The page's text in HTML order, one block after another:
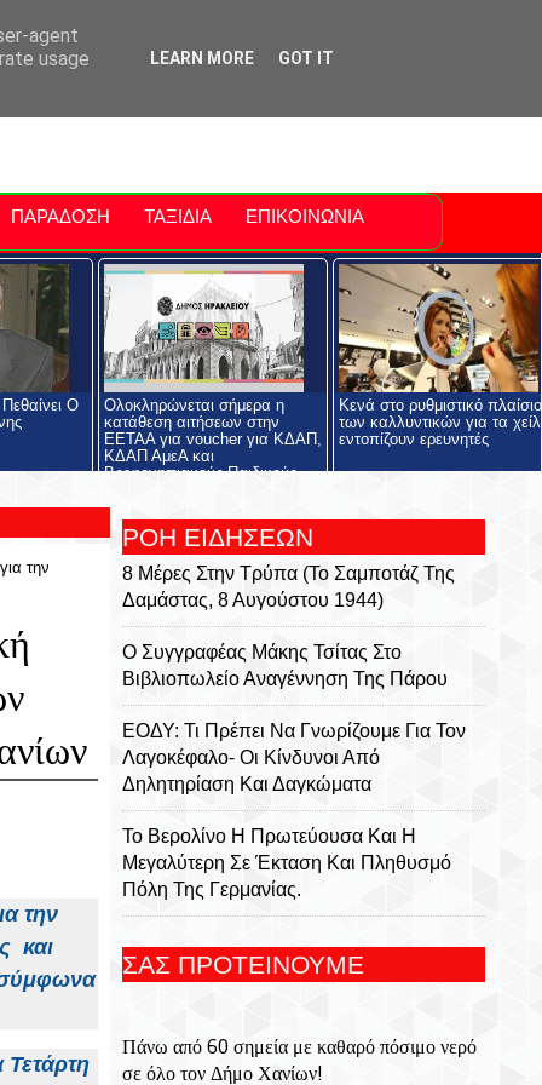
Polis
ΠΑΡΑΔΟΣΗ ΤΑΞΙΔΙΑ ΕΠΙΚΟΙΝΩΝΙΑ
Ο
Ολοκληρώνεται σήμερα η
κατάθεση αιτήσεων στην
ΕΕΤΑΑ για voucher για ΚΔΑΠ,
ΚΔΑΠ ΑμεΑ και
Βρεφονηπιακούς-Παιδικούς
Κενά στο ρυθμιστικό πλαίσιο
των καλλυντικών για τα
εντοπίζουν ερευνητές
την
την
και
σύμφωνα
ΡΟΗ ΕΙΔΗΣΕΩΝ
8 Μέρες Στην Τρύπα (Το Σαμποτάζ Της
Δαμάστας, 8 Αυγούστου 1944)
Ο Συγγραφέας Μάκης Τσίτας Στο
Βιβλιοπωλείο Αναγέννηση Της Πάρου
ΕΟΔΥ: Τι Πρέπει Να Γνωρίζουμε Για Τον
Λαγοκέφαλο- Οι Κίνδυνοι Από
Δηλητηρίαση Και Δαγκώματα
Το Βερολίνο Η Πρωτεύουσα Και Η
Μεγαλύτερη Σε Έκταση Και Πληθυσμό
Πόλη Της Γερμανίας.
Συγγραφέας Αντώνης Σαμαράκης
Αιτήσεων Στην ΕΕΤΑΑ Για Voucher Για
ΚΔΑΠ, ΚΔΑΠ ΑμεΑ Και Βρεφονηπιακούς-
ΣΑΣ ΠΡΟΤΕΙΝΟΥΜΕ
Πάνω από 60 σημεία με καθαρό πόσιμο νερό
σε όλο τον Δήμο Χανίων!
agent
usage
LEARN MORE GOT IT